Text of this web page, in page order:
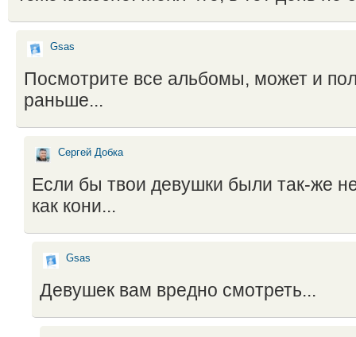
Gsas
Посмотрите все альбомы, может и
раньше...
Сергей Добка
Если бы твои девушки были так-же
как кони...
Gsas
Девушек вам вредно смотреть...